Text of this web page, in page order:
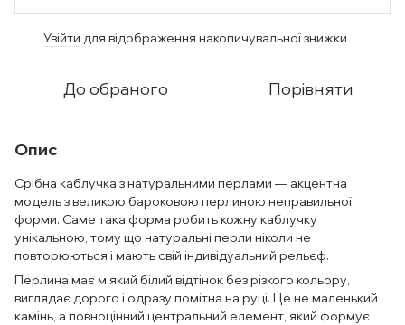
Увійти для відображення накопичувальної знижки
До обраного Порівняти
Опис
Срібна каблучка з натуральними перлами — акцентна
модель з великою бароковою перлиною неправильної
форми. Саме така форма робить кожну каблучку
унікальною, тому що натуральні перли ніколи не
повторюються і мають свій індивідуальний рельєф.
Перлина має м’який білий відтінок без різкого кольору,
виглядає дорого і одразу помітна на руці. Це не маленький
камінь, а повноцінний центральний елемент, який формує